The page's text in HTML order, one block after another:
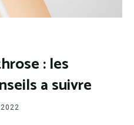
: les
a suivre